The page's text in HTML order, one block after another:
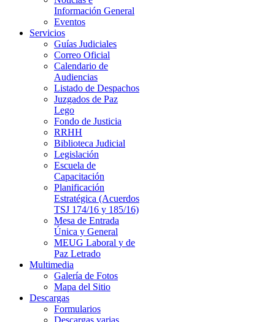
Información General
Eventos
Servicios
Guías Judiciales
Correo Oficial
Calendario de
Audiencias
Listado de Despachos
Juzgados de Paz
Lego
Fondo de Justicia
RRHH
Biblioteca Judicial
Legislación
Escuela de
Capacitación
Planificación
Estratégica (Acuerdos
TSJ 174/16 y 185/16)
Mesa de Entrada
Única y General
MEUG Laboral y de
Paz Letrado
Multimedia
Galería de Fotos
Mapa del Sitio
Descargas
Formularios
Descargas varias